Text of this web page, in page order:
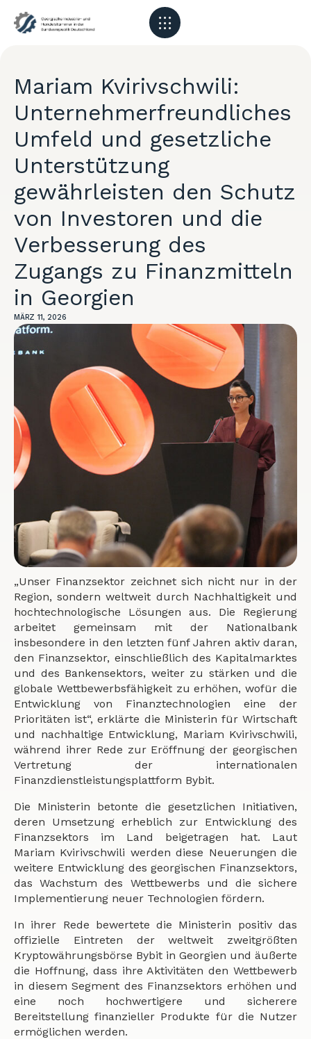
Mariam Kvirivschwili:
Unternehmerfreundliches
Umfeld und gesetzliche
Unterstützung
gewährleisten den Schutz
von Investoren und die
Verbesserung des
Zugangs zu Finanzmitteln
in Georgien
MÄRZ 11, 2026
„Unser Finanzsektor zeichnet sich nicht nur in der
Region, sondern weltweit durch Nachhaltigkeit und
hochtechnologische Lösungen aus. Die Regierung
arbeitet gemeinsam mit der Nationalbank
insbesondere in den letzten fünf Jahren aktiv daran,
den Finanzsektor, einschließlich des Kapitalmarktes
und des Bankensektors, weiter zu stärken und die
globale Wettbewerbsfähigkeit zu erhöhen, wofür die
Entwicklung von Finanztechnologien eine der
Prioritäten ist“, erklärte die Ministerin für Wirtschaft
und nachhaltige Entwicklung, Mariam Kvirivschwili,
während ihrer Rede zur Eröffnung der georgischen
Vertretung der internationalen
Finanzdienstleistungsplattform Bybit.
Die Ministerin betonte die gesetzlichen Initiativen,
deren Umsetzung erheblich zur Entwicklung des
Finanzsektors im Land beigetragen hat. Laut
Mariam Kvirivschwili werden diese Neuerungen die
weitere Entwicklung des georgischen Finanzsektors,
das Wachstum des Wettbewerbs und die sichere
Implementierung neuer Technologien fördern.
In ihrer Rede bewertete die Ministerin positiv das
offizielle Eintreten der weltweit zweitgrößten
Kryptowährungsbörse Bybit in Georgien und äußerte
die Hoffnung, dass ihre Aktivitäten den Wettbewerb
in diesem Segment des Finanzsektors erhöhen und
eine noch hochwertigere und sicherere
Bereitstellung finanzieller Produkte für die Nutzer
ermöglichen werden.